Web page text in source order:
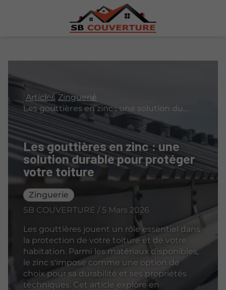
Articles Zinguerie
Les gouttières en zinc : une solution durable pour protéger votre toiture
Les gouttières en zinc : une
solution durable pour protéger
votre toiture
Zinguerie
SB COUVERTURE / 5 Mars 2026
Les gouttières jouent un rôle essentiel dans
la protection de votre toiture et de votre
habitation. Parmi les matériaux disponibles,
le zinc s'impose comme une option de
choix pour sa durabilité et ses propriétés
techniques. Cet article explore en